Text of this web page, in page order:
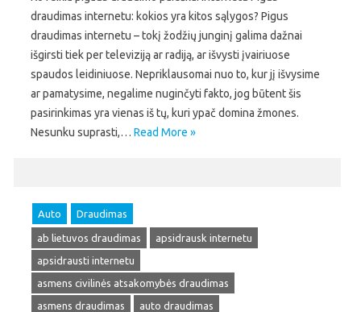
draudimas internetu: kokios yra kitos sąlygos? Pigus
draudimas internetu – tokį žodžių junginį galima dažnai
išgirsti tiek per televiziją ar radiją, ar išvysti įvairiuose
spaudos leidiniuose. Nepriklausomai nuo to, kur jį išvysime
ar pamatysime, negalime nuginčyti fakto, jog būtent šis
pasirinkimas yra vienas iš tų, kuri ypač domina žmones.
Nesunku suprasti,… Read More »
Auto Draudimas
ab lietuvos draudimas
apsidrausk internetu
apsidrausti internetu
asmens civilinės atsakomybės draudimas
asmens draudimas
auto draudimas